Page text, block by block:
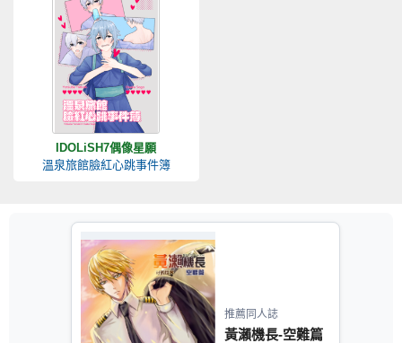
IDOLiSH7偶像星願
溫泉旅館臉紅心跳事件簿
推薦同人誌
黃瀨機長-空難篇